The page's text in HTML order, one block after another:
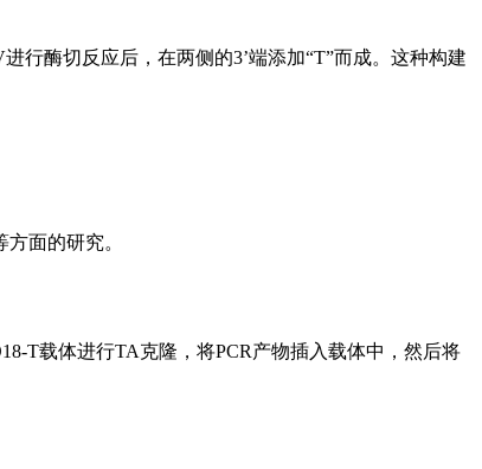
行酶切反应后，在两侧的3’端添加“T”而成。这种构建
面的研究。
T载体进行TA克隆，将PCR产物插入载体中，然后将